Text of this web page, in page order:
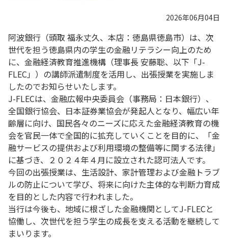
2026年06月04日
阿波銀行（頭取 福永丈久、本店：徳島県徳島市）は、次
世代を担う徳島県内の学生の金融リテラシー向上のため
に、金融経済教育推進機構（理事長 安藤聡、以下「J-
FLEC」）の講師派遣制度を活用し、出張授業を実施しま
したのでお知らせいたします。
J-FLECは、金融広報中央委員会（事務局：日本銀行）、
全国銀行協会、日本証券業協会が発起人となり、幅広い年
齢層に向け、国民各々のニーズに応えた金融経済教育の機
会を官民一体で全国的に拡充していくことを目的に、「金
融サービスの提供および利用環境の整備等に関する法律」
に基づき、２０２４年４月に設立された認可法人です。
今回の出張授業は、生活設計、家計管理および金融トラブ
ルの防止について学び、将来に向けた主体的な判断力育成
を目的とした内容で行われました。
当行は今後も、地域に根ざした金融機関としてJ-FLECと
協働し、次世代を担う学生の成長を支える活動を継続して
まいります。